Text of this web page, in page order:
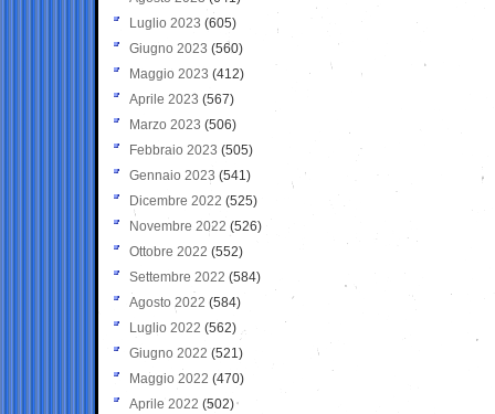
Luglio 2023 (605)
Giugno 2023 (560)
Maggio 2023 (412)
Aprile 2023 (567)
Marzo 2023 (506)
Febbraio 2023 (505)
Gennaio 2023 (541)
Dicembre 2022 (525)
Novembre 2022 (526)
Ottobre 2022 (552)
Settembre 2022 (584)
Agosto 2022 (584)
Luglio 2022 (562)
Giugno 2022 (521)
Maggio 2022 (470)
Aprile 2022 (502)